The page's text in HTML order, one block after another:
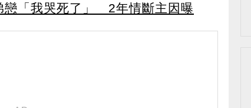
戀「我哭死了」 2年情斷主因曝